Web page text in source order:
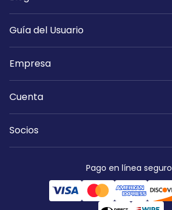
Guía del Usuario
Empresa
Cuenta
Socios
Pago en línea seguro